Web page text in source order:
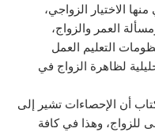
الاختيار الزواجي،
العمر والزواج،
التعليم العمل
لظاهرة الزواج في
أن الإحصاءات تشير إلى
للزواج، وهذا في كافة